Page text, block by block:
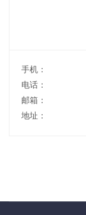
手机：
电话：
邮箱：
地址：